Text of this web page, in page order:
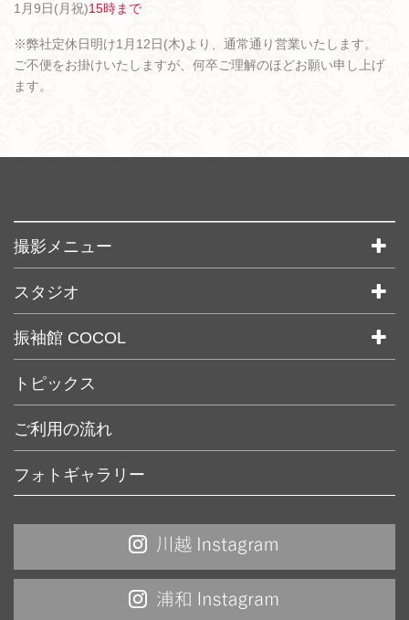
1月9日(月祝)15時まで
※弊社定休日明け1月12日(木)より、通常通り営業いたします。
ご不便をお掛けいたしますが、何卒ご理解のほどお願い申し上げ
ます。
撮影メニュー
入学卒業
七五三
成人式
ウェディング
記念・バースデー
自分史写真「わたし」
スタジオ
振袖館 COCOL
COCOL 浦和店
COCOL 南越谷駅前ラクーン店
COCOL 川口駅前店
COCOL ウェスタ川越店
トピックス
ご利用の流れ
フォトギャラリー